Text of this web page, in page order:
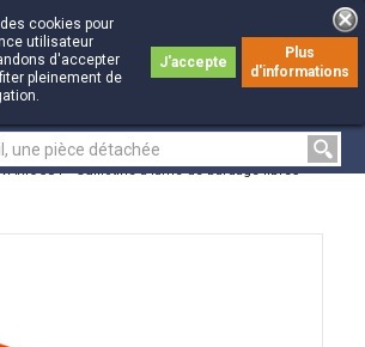
0
0
cookies pour
utilisateur
d'accepter
pleinement de
J'accepte
Plus
d'informations
VARIOCUT - Guillotine à lame de bardage fibres-